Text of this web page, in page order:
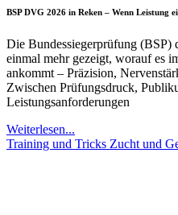
BSP DVG 2026 in Reken – Wenn Leistung
Die Bundessiegerprüfung (BSP)
einmal mehr gezeigt, worauf es
ankommt – Präzision,
Zwischen Prüfungsdruck,
Leistungsanforderungen
Weiterlesen...
Training und Tricks Zucht und